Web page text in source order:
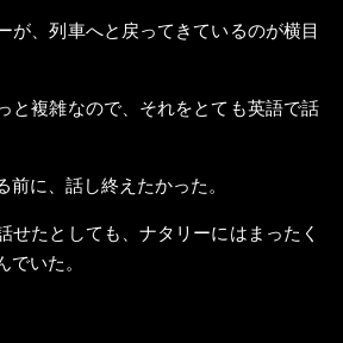
と複雑なので、それをとても英語で話
に、話し終えたかった。
せたとしても、ナタリーにはまったく
いた。